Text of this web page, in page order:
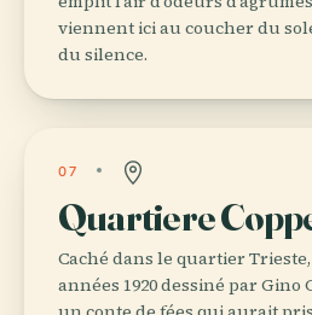
viennent ici au coucher du
du silence.
07
Quartiere
Caché dans le quartier
années 1920 dessiné par Gino